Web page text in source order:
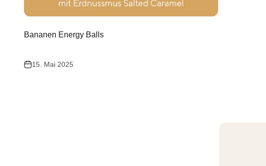
Bananen Energy Balls
15. Mai 2025